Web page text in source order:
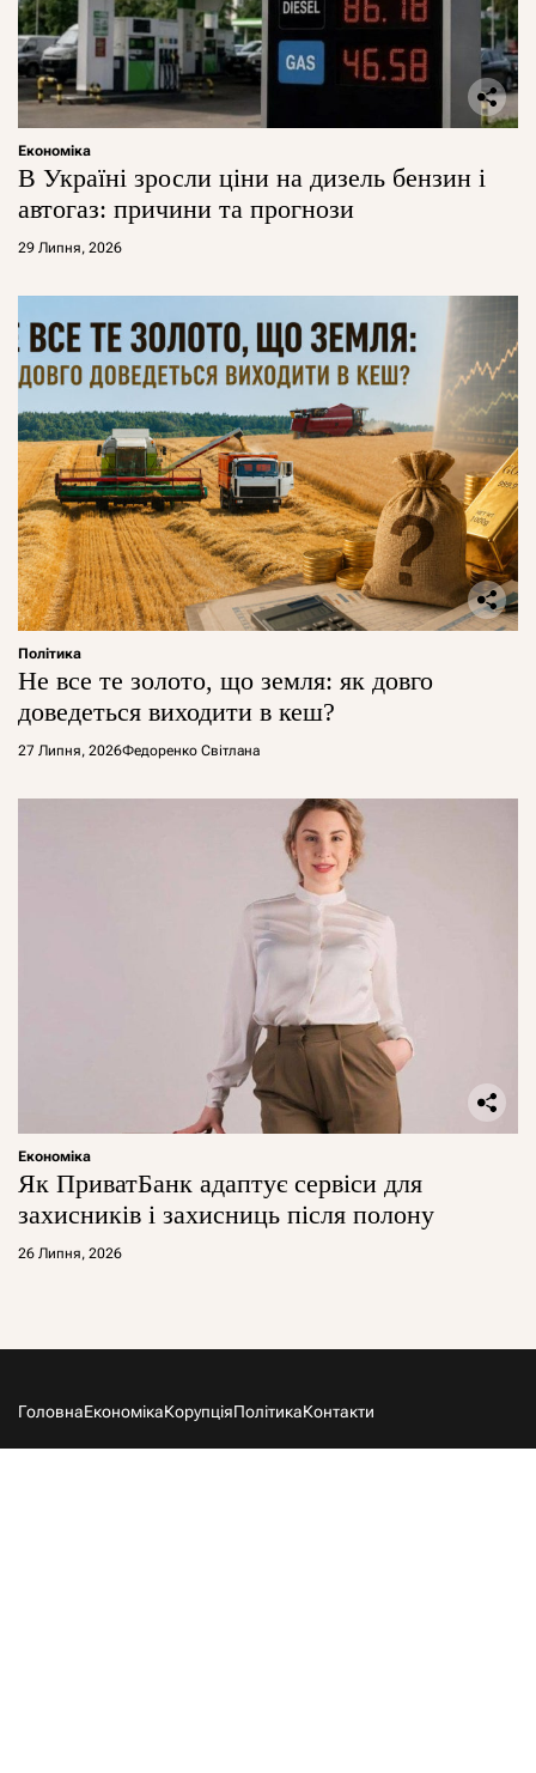
Економіка
В Україні зросли ціни на дизель бензин і
автогаз: причини та прогнози
29 Липня, 2026
Політика
Не все те золото, що земля: як довго
доведеться виходити в кеш?
27 Липня, 2026Федоренко Світлана
Економіка
Як ПриватБанк адаптує сервіси для
захисників і захисниць після полону
26 Липня, 2026
ГоловнаЕкономікаКорупціяПолітикаКонтакти